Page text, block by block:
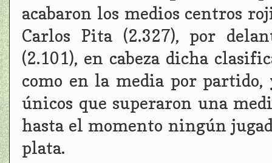
acabaron los medios centros
Carlos Pita (2.327), por
(2.101), en cabeza dicha
como en la media por partido,
únicos que superaron una
hasta el momento ningún
plata.